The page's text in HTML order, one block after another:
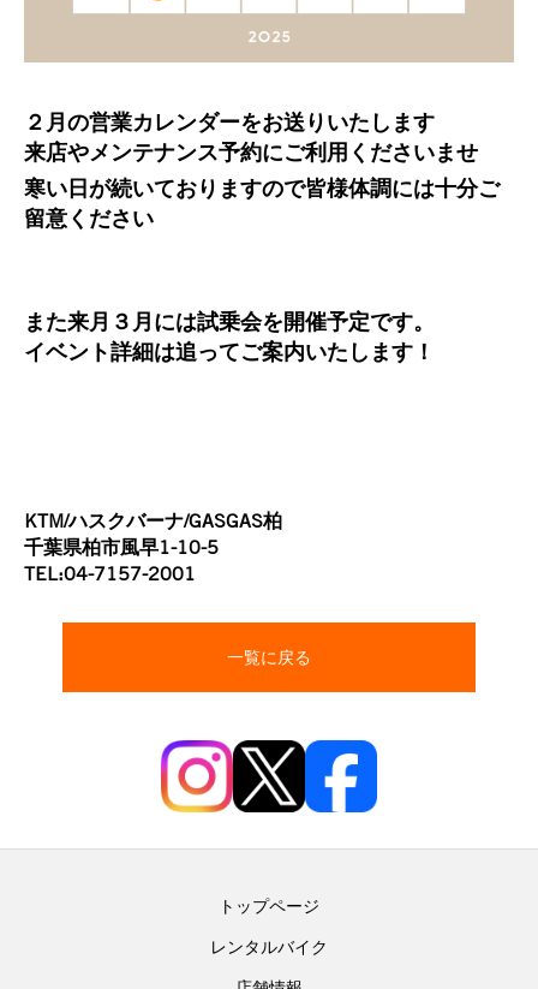
２月の営業カレンダーをお送りいたします
来店やメンテナンス予約にご利用くださいませ
寒い日が続いておりますので皆様体調には十分ご
留意ください
また来月３月には試乗会を開催予定です。
イベント詳細は追ってご案内いたします！
KTM/ハスクバーナ/GASGAS柏
千葉県柏市風早1-10-5
TEL:04-7157-2001
一覧に戻る
トップページ
レンタルバイク